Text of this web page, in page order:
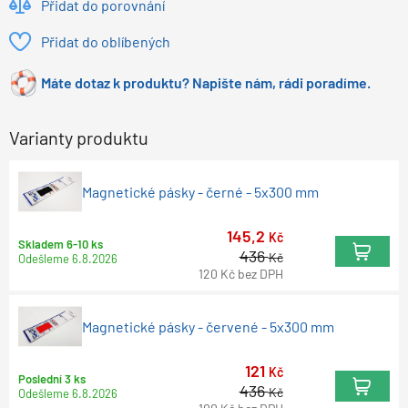
Přidat do porovnání
Přidat do oblíbených
Máte dotaz k produktu? Napište nám, rádi poradíme.
Varianty produktu
Magnetické pásky - černé - 5x300 mm
Skladem 6-10 ks
Odešleme6.8.2026
145,2 Kč
436Kč
120 Kč bez DPH
Magnetické pásky - červené - 5x300 mm
Poslední 3 ks
Odešleme6.8.2026
121 Kč
436Kč